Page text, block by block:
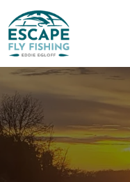
A Propos
L'histoire
Notre équipe
Nos destinations